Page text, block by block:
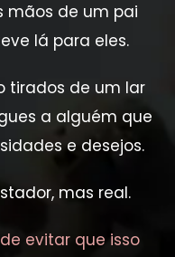
mãos de um pai
lá para eles.
tirados de um lar
a alguém que
e desejos.
mas real.
evitar que isso